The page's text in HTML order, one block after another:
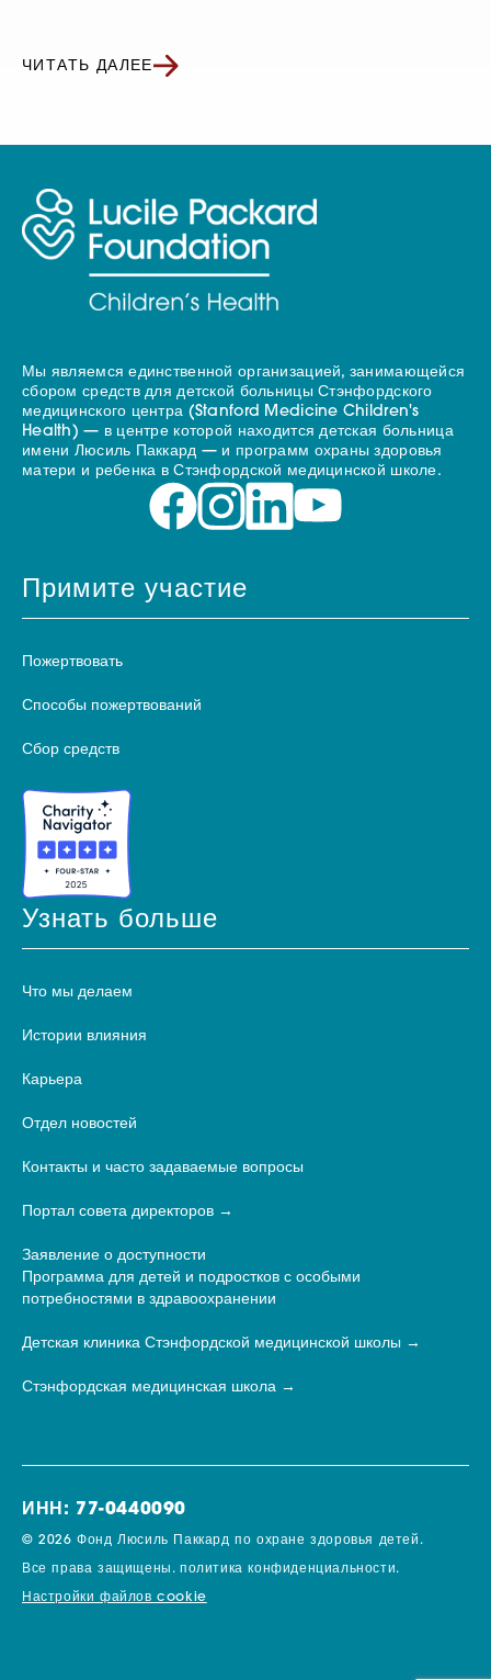
ЧИТАТЬ ДАЛЕЕ
Мы являемся единственной организацией, занимающейся
сбором средств для детской больницы Стэнфордского
медицинского центра (Stanford Medicine Children's
Health) — в центре которой находится детская больница
имени Люсиль Паккард — и программ охраны здоровья
матери и ребенка в Стэнфордской медицинской школе.
Примите участие
Пожертвовать
Способы пожертвований
Сбор средств
Узнать больше
Что мы делаем
Истории влияния
Карьера
Отдел новостей
Контакты и часто задаваемые вопросы
Портал совета директоров
Заявление о доступности
Программа для детей и подростков с особыми
потребностями в здравоохранении
Детская клиника Стэнфордской медицинской школы
Стэнфордская медицинская школа
ИНН: 77-0440090
© 2026 Фонд Люсиль Паккард по охране здоровья детей.
Все права защищены. политика конфиденциальности.
Настройки файлов cookie